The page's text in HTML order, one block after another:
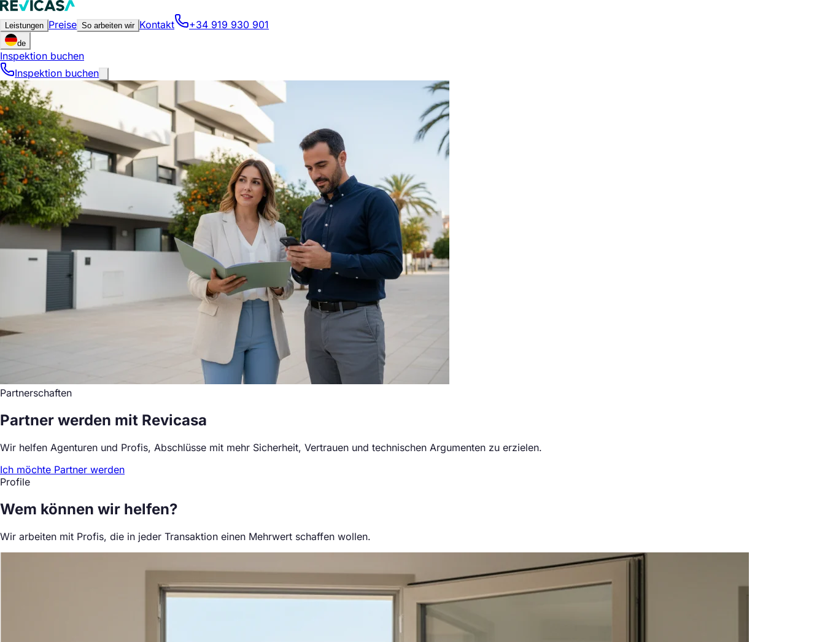
Leistungen Preise So arbeiten wir Kontakt +34 919 930 901
de
Inspektion buchen
Inspektion buchen
Partnerschaften
Partner werden mit Revicasa
Wir helfen Agenturen und Profis, Abschlüsse mit mehr Sicherheit, Vertrauen und technischen Argumenten zu erzielen.
Ich möchte Partner werden
Profile
Wem können wir helfen?
Wir arbeiten mit Profis, die in jeder Transaktion einen Mehrwert schaffen wollen.